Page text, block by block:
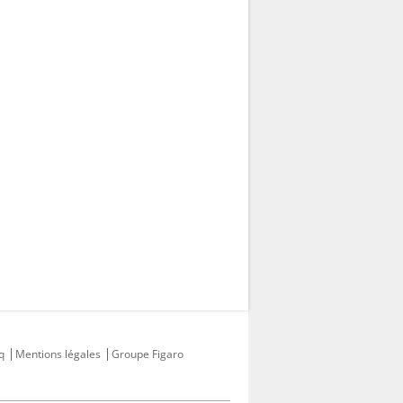
Mentions légales Groupe Figaro